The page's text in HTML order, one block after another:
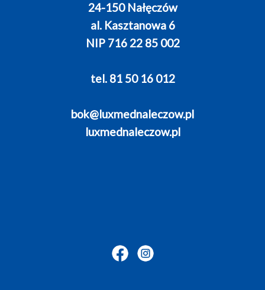
24-150 Nałęczów
al. Kasztanowa 6
NIP 716 22 85 002
tel. 81 50 16 012
bok@luxmednaleczow.pl
luxmednaleczow.pl